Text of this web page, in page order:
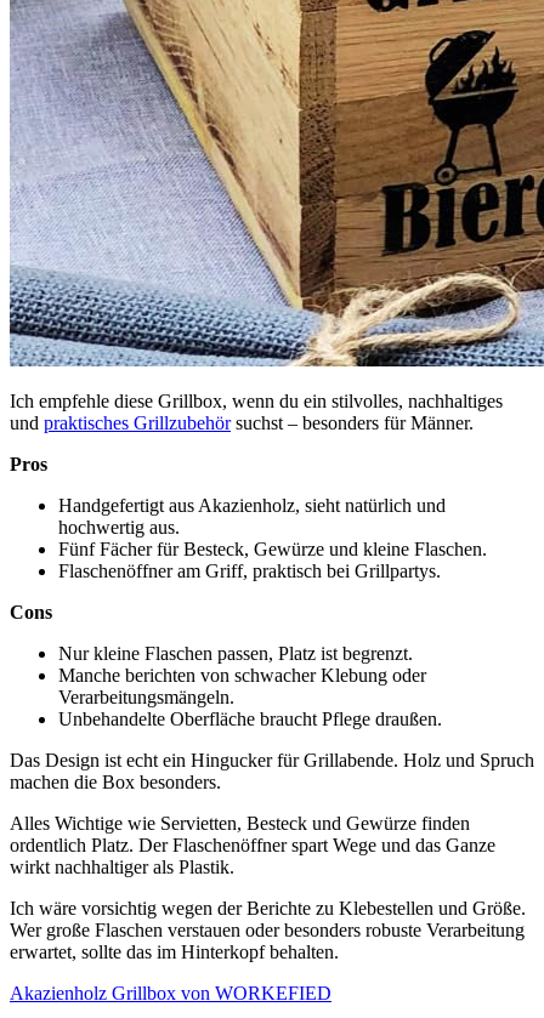
Ich empfehle diese Grillbox, wenn du ein stilvolles, nachhaltiges
und praktisches Grillzubehörsuchst – besonders für Männer.
Pros
Handgefertigt aus Akazienholz, sieht natürlich und
hochwertig aus.
Fünf Fächer für Besteck, Gewürze und kleine Flaschen.
Flaschenöffner am Griff, praktisch bei Grillpartys.
Cons
Nur kleine Flaschen passen, Platz ist begrenzt.
Manche berichten von schwacher Klebung oder
Verarbeitungsmängeln.
Unbehandelte Oberfläche braucht Pflege draußen.
Das Design ist echt ein Hingucker für Grillabende. Holz und Spruch
machen die Box besonders.
Alles Wichtige wie Servietten, Besteck und Gewürze finden
ordentlich Platz. Der Flaschenöffner spart Wege und das Ganze
wirkt nachhaltiger als Plastik.
Ich wäre vorsichtig wegen der Berichte zu Klebestellen und Größe.
Wer große Flaschen verstauen oder besonders robuste Verarbeitung
erwartet, sollte das im Hinterkopf behalten.
Akazienholz Grillbox von WORKEFIED